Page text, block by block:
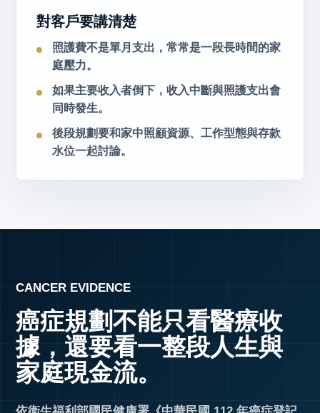
對客戶要講清楚
照護費不是單月支出，常常是一段長時間的家
庭壓力。
如果主要收入者倒下，收入中斷與照護支出會
同時發生。
後段規劃要和家中照顧資源、工作型態與存款
水位一起討論。
CANCER EVIDENCE
癌症規劃不能只看醫療收
據，還要看一整段人生與
家庭現金流。